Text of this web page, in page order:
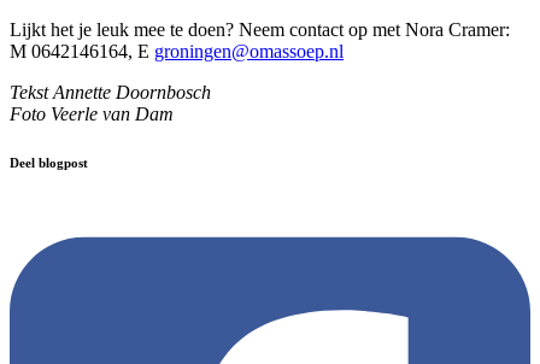
Lijkt het je leuk mee te doen? Neem contact op met Nora Cramer:
M 0642146164, E groningen@omassoep.nl
Tekst Annette Doornbosch
Foto Veerle van Dam
Deel blogpost